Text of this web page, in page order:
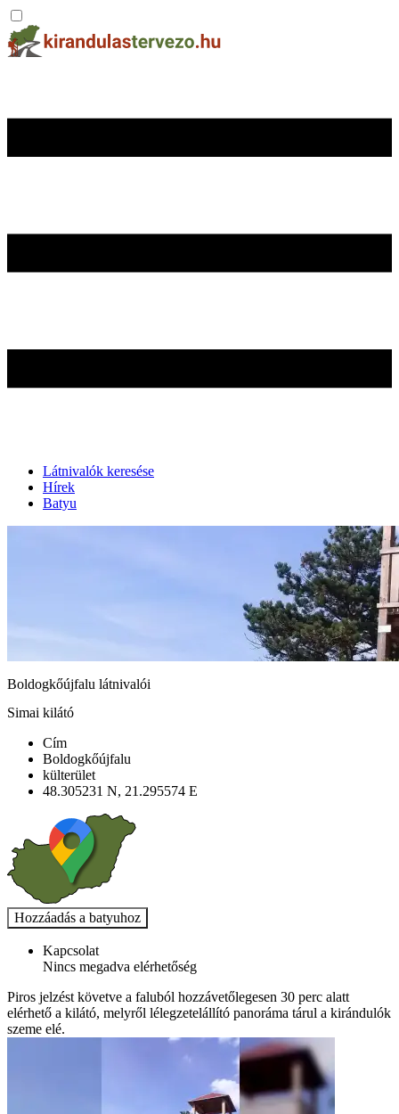
Látnivalók keresése
Hírek
Batyu
Boldogkőújfalu látnivalói
Simai kilátó
Cím
Boldogkőújfalu
külterület
48.305231 N, 21.295574 E
Kapcsolat
Nincs megadva elérhetőség
Piros jelzést követve a faluból hozzávetőlegesen 30 perc alatt
elérhető a kilátó, melyről lélegzetelállító panoráma tárul a kirándulók
szeme elé.